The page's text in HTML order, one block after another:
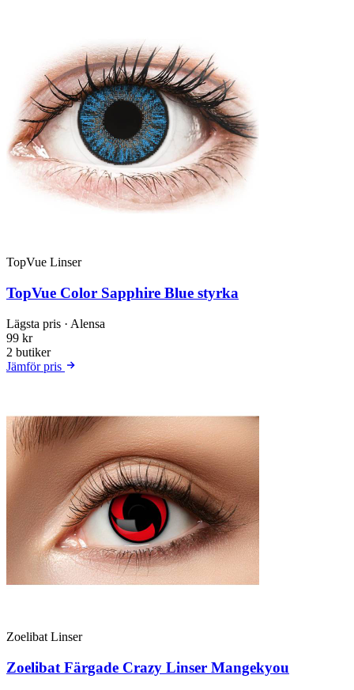
TopVue Linser
TopVue Color Sapphire Blue styrka
Lägsta pris · Alensa
99 kr
2 butiker
Jämför pris
Zoelibat Linser
Zoelibat Färgade Crazy Linser Mangekyou